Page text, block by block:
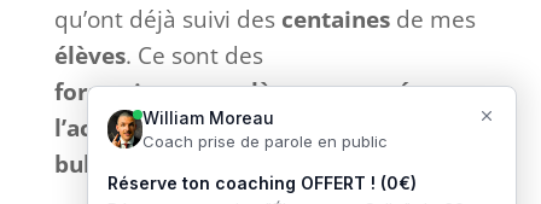
qu’ont déjà suivi des centainesde mes
élèves. Ce sont des
formationscomplètesettournéesvers
l’actionsans bla-bla inutile et
bullshit